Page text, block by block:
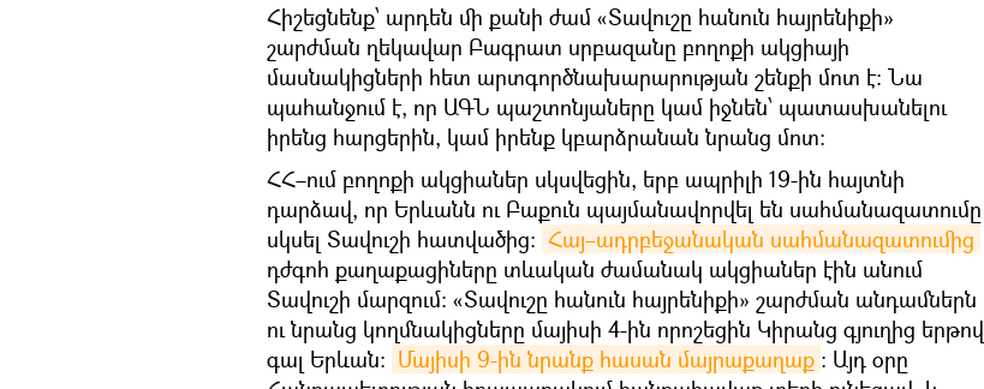
Հիշեցնենք՝ արդեն մի քանի ժամ «Տավուշը հանուն հայրենիքի»
շարժման ղեկավար Բագրատ սրբազանը բողոքի ակցիայի
մասնակիցների հետ արտգործնախարարության շենքի մոտ է։ Նա
պահանջում է, որ ԱԳՆ պաշտոնյաները կամ իջնեն՝ պատասխանելու
իրենց հարցերին, կամ իրենք կբարձրանան նրանց մոտ։
ՀՀ–ում բողոքի ակցիաներ սկսվեցին, երբ ապրիլի 19-ին հայտնի
դարձավ, որ Երևանն ու Բաքուն պայմանավորվել են սահմանազատումը
սկսել Տավուշի հատվածից։ Հայ–ադրբեջանական սահմանազատումից
դժգոհ քաղաքացիները տևական ժամանակ ակցիաներ էին անում
Տավուշի մարզում։ «Տավուշը հանուն հայրենիքի» շարժման անդամներն
ու նրանց կողմնակիցները մայիսի 4-ին որոշեցին Կիրանց գյուղից երթով
գալ Երևան։ Մայիսի 9-ին նրանք հասան մայրաքաղաք ։ Այդ օրը